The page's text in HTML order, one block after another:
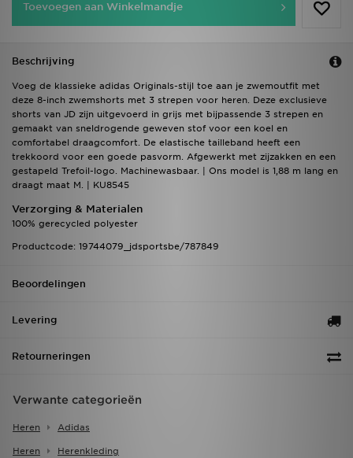
Toevoegen aan Winkelmandje
Beschrijving
Voeg de klassieke adidas Originals-stijl toe aan je zwemoutfit met
deze 8-inch zwemshorts met 3 strepen voor heren. Deze exclusieve
shorts van JD zijn uitgevoerd in grijs met bijpassende 3 strepen en
gemaakt van sneldrogende geweven stof voor een koel en
comfortabel draagcomfort. De elastische tailleband heeft een
trekkoord voor een goede pasvorm. Afgewerkt met zijzakken en een
gestapeld Trefoil-logo. Machinewasbaar. | Ons model is 1,88 m lang en
draagt maat M. | KU8545
Verzorging & Materialen
100% gerecycled polyester
Productcode: 19744079_jdsportsbe/787849
Beoordelingen
Levering
Retourneringen
Verwante categorieën
Heren Adidas
Heren Herenkleding